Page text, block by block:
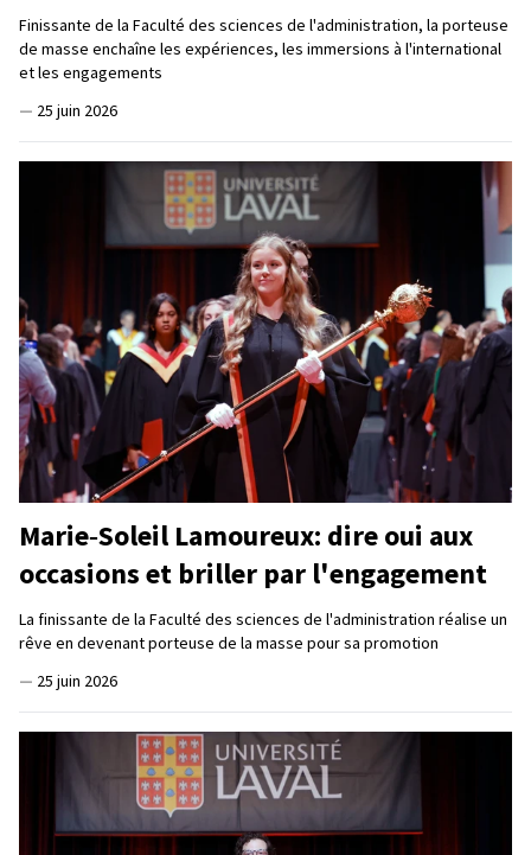
Finissante de la Faculté des sciences de l'administration, la porteuse
de masse enchaîne les expériences, les immersions à l'international
et les engagements
— 25 juin 2026
Marie‑Soleil Lamoureux: dire oui aux
occasions et briller par l'engagement
La finissante de la Faculté des sciences de l'administration réalise un
rêve en devenant porteuse de la masse pour sa promotion
— 25 juin 2026